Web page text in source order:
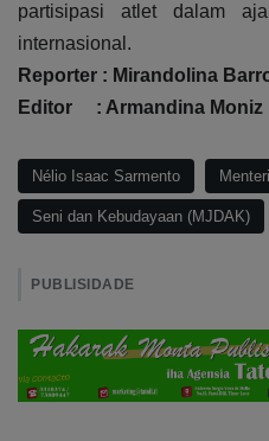
partisipasi atlet dalam
internasional.
Reporter : Mirandolina
Editor : Armandina Moniz
Nélio Isaac Sarmento
Seni dan Kebudayaan (MJDAK)
PUBLISIDADE